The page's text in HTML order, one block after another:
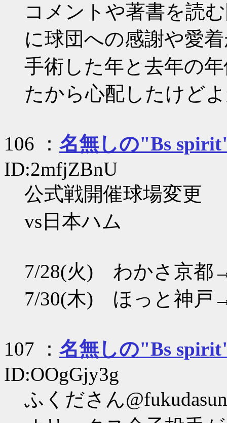
コメントや著書を読
に球団への感謝や愛
手術した年と去年の
たから心配したけど
106 ： 名無しの"Bs
ID:2mfjZBnU
公式戦開催球場変更
vs日本ハム
7/28(火) わかさ京都
7/30(木) ほっと神戸
107 ： 名無しの"Bs
ID:OOgGjy3g
ふくださん@fukudasun